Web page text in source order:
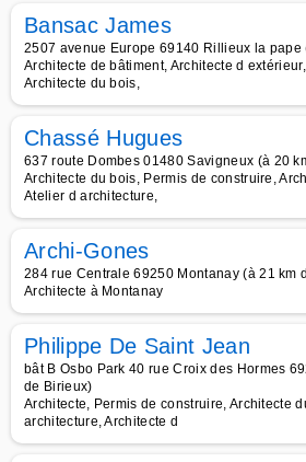
Bansac James
2507 avenue Europe 69140 Rillieux la pape
Architecte de bâtiment, Architecte d
Architecte du bois,
Chassé Hugues
637 route Dombes 01480 Savigneux (à 20
Architecte du bois, Permis de construire,
Atelier d architecture,
Archi-Gones
284 rue Centrale 69250 Montanay (à 21 km
Architecte à Montanay
Philippe De Saint Jean
bât B Osbo Park 40 rue Croix des Hormes
de Birieux)
Architecte, Permis de construire, Architecte
architecture, Architecte d